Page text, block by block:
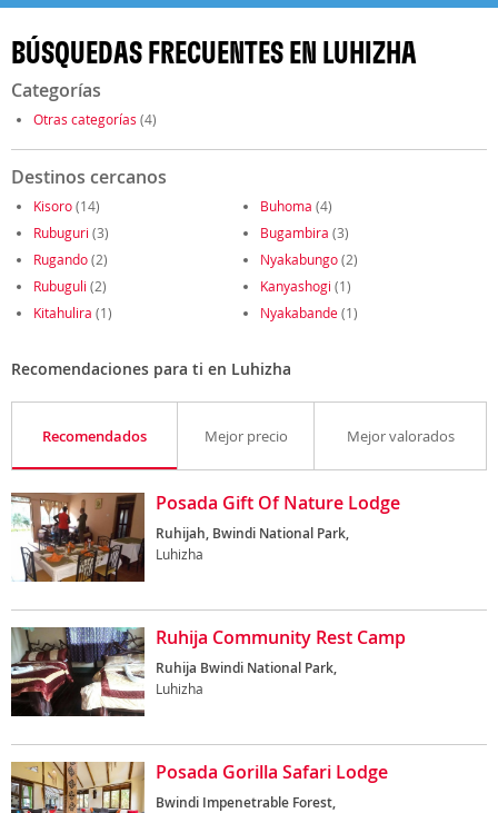
BÚSQUEDAS FRECUENTES EN LUHIZHA
Categorías
Otras categorías (4)
Destinos cercanos
Kisoro(14) Buhoma (4)
Rubuguri (3) Bugambira (3)
Rugando(2) Nyakabungo(2)
Rubuguli (2) Kanyashogi (1)
Kitahulira (1) Nyakabande(1)
Recomendaciones para ti en Luhizha
Recomendados Mejor precio Mejor valorados
Posada Gift Of Nature Lodge
Ruhijah, Bwindi National Park,
Luhizha
Ruhija Community Rest Camp
Ruhija Bwindi National Park,
Luhizha
Posada Gorilla Safari Lodge
Bwindi Impenetrable Forest,